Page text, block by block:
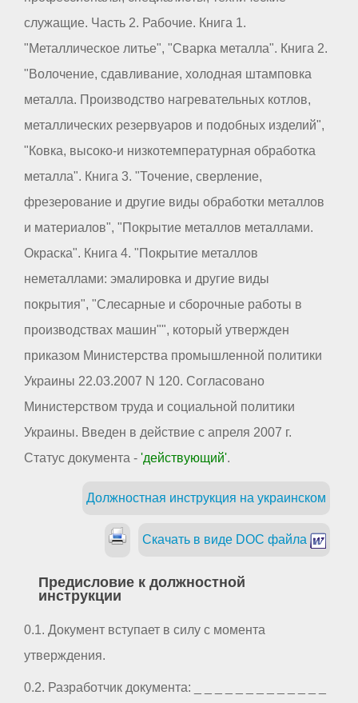
служащие. Часть 2. Рабочие. Книга 1.
"Металлическое литье", "Сварка металла". Книга 2.
"Волочение, сдавливание, холодная штамповка
металла. Производство нагревательных котлов,
металлических резервуаров и подобных изделий",
"Ковка, высоко-и низкотемпературная обработка
металла". Книга 3. "Точение, сверление,
фрезерование и другие виды обработки металлов
и материалов", "Покрытие металлов металлами.
Окраска". Книга 4. "Покрытие металлов
неметаллами: эмалировка и другие виды
покрытия", "Слесарные и сборочные работы в
производствах машин"", который утвержден
приказом Министерства промышленной политики
Украины 22.03.2007 N 120. Согласовано
Министерством труда и социальной политики
Украины. Введен в действие с апреля 2007 г.
Статус документа - 'действующий'.
Должностная инструкция на украинском
Скачать в виде DOC файла
Предисловие к должностной
инструкции
0.1. Документ вступает в силу с момента
утверждения.
0.2. Разработчик документа: _ _ _ _ _ _ _ _ _ _ _ _ _